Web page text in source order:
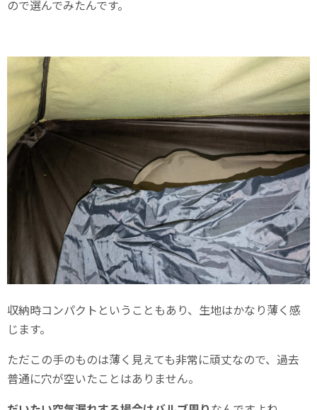
ので選んでみたんです。
収納時コンパクトということもあり、生地はかなり薄く感
じます。
ただこの手のものは薄く見えても非常に頑丈なので、過去
普通に穴が空いたことはありません。